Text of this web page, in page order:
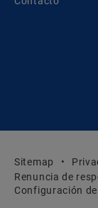
Sitemap
Renuncia de
Configuración